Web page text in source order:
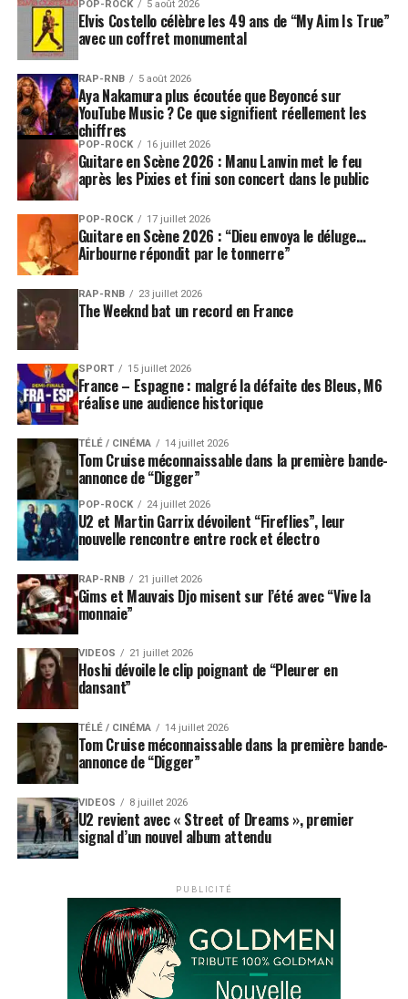
POP-ROCK 5 août 2026
Elvis Costello célèbre les 49 ans de “My Aim Is True”
avec un coffret monumental
RAP-RNB 5 août 2026
Aya Nakamura plus écoutée que Beyoncé sur
YouTube Music ? Ce que signifient réellement les
chiffres
POP-ROCK 16 juillet 2026
Guitare en Scène 2026 : Manu Lanvin met le feu
après les Pixies et fini son concert dans le public
POP-ROCK 17 juillet 2026
Guitare en Scène 2026 : “Dieu envoya le déluge…
Airbourne répondit par le tonnerre”
RAP-RNB 23 juillet 2026
The Weeknd bat un record en France
SPORT 15 juillet 2026
France – Espagne : malgré la défaite des Bleus, M6
réalise une audience historique
TÉLÉ / CINÉMA 14 juillet 2026
Tom Cruise méconnaissable dans la première bande-
annonce de “Digger”
POP-ROCK 24 juillet 2026
U2 et Martin Garrix dévoilent “Fireflies”, leur
nouvelle rencontre entre rock et électro
RAP-RNB 21 juillet 2026
Gims et Mauvais Djo misent sur l’été avec “Vive la
monnaie”
VIDEOS 21 juillet 2026
Hoshi dévoile le clip poignant de “Pleurer en
dansant”
TÉLÉ / CINÉMA 14 juillet 2026
Tom Cruise méconnaissable dans la première bande-
annonce de “Digger”
VIDEOS 8 juillet 2026
U2 revient avec « Street of Dreams », premier
signal d’un nouvel album attendu
PUBLICITÉ